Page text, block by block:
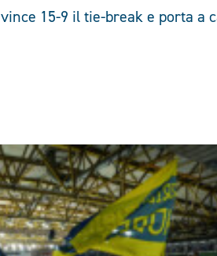
vince 15-9 il tie-break e porta a